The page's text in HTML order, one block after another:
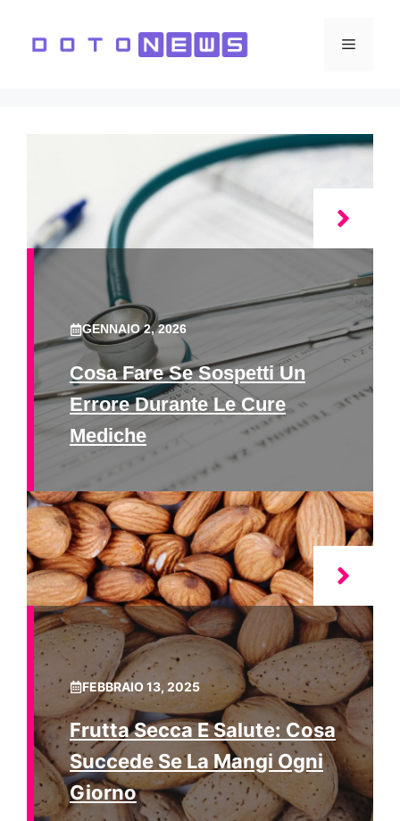
contenuto
Menu
GENNAIO 2, 2026
Cosa Fare Se Sospetti Un
Errore Durante Le Cure
Mediche
FEBBRAIO 13, 2025
Frutta Secca E Salute: Cosa
Succede Se La Mangi Ogni
Giorno